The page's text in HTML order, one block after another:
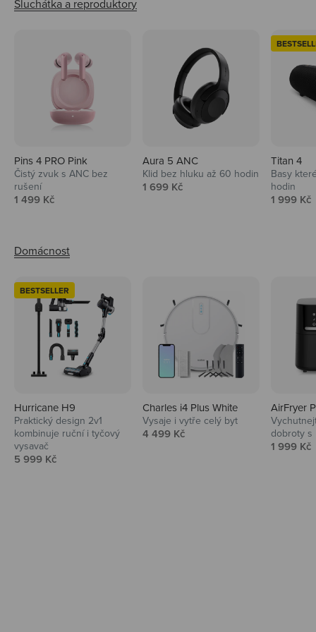
Pins 4 PRO Pink
Čistý zvuk s ANC bez
rušení
Prodejní cena
1 499 Kč
Aura 5 ANC
Klid bez hluku až 60 hodin
Prodejní cena
1 699 Kč
Titan 4
Basy
hodin
Prodejní
1 999 Kč
BESTSELLER
Hurricane H9
Praktický design 2v1
kombinuje ruční i tyčový
vysavač
Prodejní cena
5 999 Kč
Charles i4 Plus White
Vysaje i vytře celý byt
Prodejní cena
4 499 Kč
AirFryer
dobroty s
Prodejní
1 999 Kč
Audio
Niceboy sluchátka a repráky ti padnou
do noty.